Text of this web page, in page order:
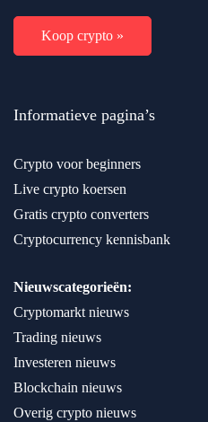
Koop crypto »
Informatieve pagina’s
Crypto voor beginners
Live crypto koersen
Gratis crypto converters
Cryptocurrency kennisbank
Nieuwscategorieën:
Cryptomarkt nieuws
Trading nieuws
Investeren nieuws
Blockchain nieuws
Overig crypto nieuws